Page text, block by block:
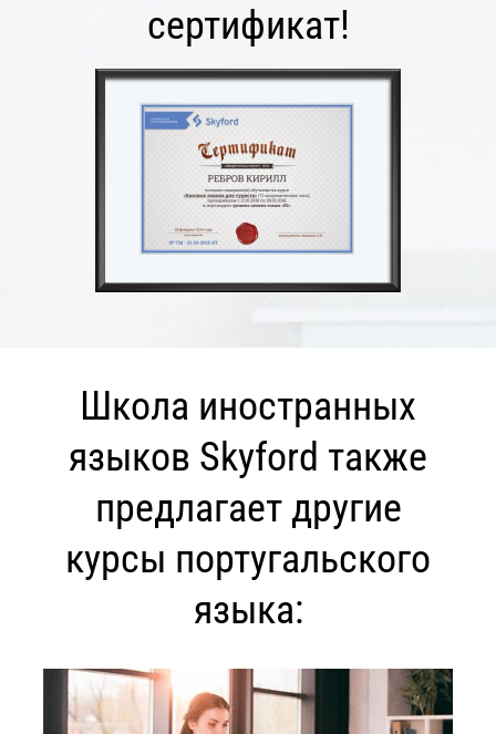
сертификат!
Школа иностранных
языков Skyford также
предлагает другие
курсы португальского
языка: